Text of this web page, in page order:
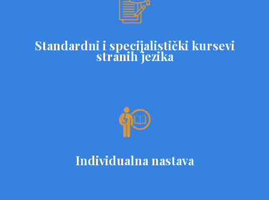
Standardni i specijalistički kursevi
stranih jezika
Individualna nastava